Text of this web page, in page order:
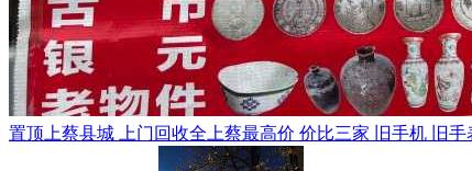
置顶 上蔡县城 上门回收全上蔡最高价 价比三家 旧手机 旧